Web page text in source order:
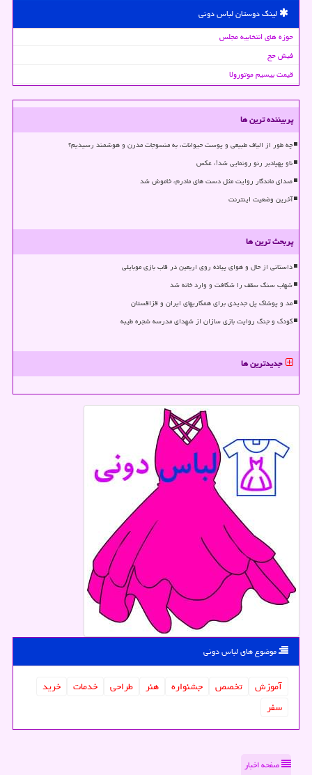
لینک دوستان لباس دونی
حوزه های انتخابیه مجلس
فیش حج
قیمت بیسیم موتورولا
پربیننده ترین ها
چه طور از الیاف طبیعی و پوست حیوانات، به منسوجات مدرن و هوشمند رسیدیم؟
ناو پهپادبر رنو رونمایی شد!، عکس
صدای ماندگار روایت مثل دست های مادرم، خاموش شد
آخرین وضعیت اینترنت
پربحث ترین ها
داستانی از حال و هوای پیاده روی اربعین در قاب بازی موبایلی
شهاب سنگ سقف را شکافت و وارد خانه شد
مد و پوشاک پل جدیدی برای همکاریهای ایران و قزاقستان
کودک و جنگ روایت بازی سازان از شهدای مدرسه شجره طیبه
جدیدترین ها
موضوع های لباس دونی
آموزش تخصص جشنواره هنر طراحی خدمات
خرید
سفر
صفحه اخبار